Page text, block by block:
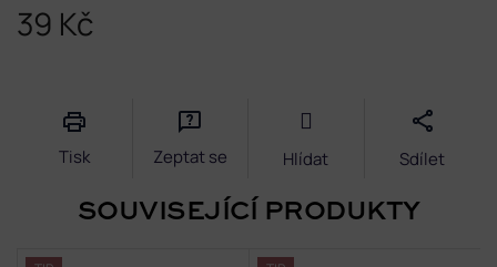
39 Kč
Tisk Zeptat se Hlídat Sdílet
SOUVISEJÍCÍ PRODUKTY